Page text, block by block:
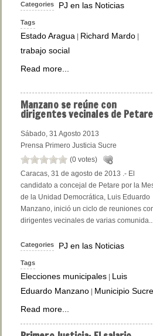
Categories PJ en las Noticias
Tags
Estado Aragua Richard Mardo
trabajo social
Read more...
Manzanose reúne con
dirigentes vecinales de Petare
Sábado, 31 Agosto 2013
Prensa Primero Justicia Sucre
(0 votes)
Caracas, 31 de agosto de 2013 .- El
candidato a concejal de Petare por la
de la Unidad Democrática, Luis Eduardo
Manzano, inició un ciclo de reuniones
dirigentes vecinales de varias comunida...
Categories PJ en las Noticias
Tags
Elecciones municipales | Luis
Eduardo Manzano | Municipio Sucre
Read more...